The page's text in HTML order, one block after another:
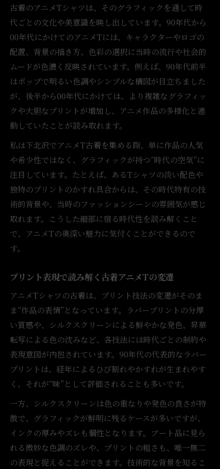
古着のアニメTシャツは、そのグラフィックを通して時
代ごとの文化や美意識を映し出しています。90年代から
00年代にかけてのアニメTには、キャラクターやロゴの
配置、背景の描き方、色彩の選択に当時の流行や社会的
ムードが色濃く反映されています。例えば、90年代前半
はポップで明るい色調やシンプルな構図が目立ちました
が、後半から00年代にかけては、より複雑なグラフィッ
クや大胆なプリントが増加し、アニメ作品の多様化と連
動していたことが読み取れます。
私は下北沢でアニメT古着を集める際、単に作品の人気
や希少性ではなく、グラフィックが持つ“時代の空気”に
注目しています。たとえば、あるTシャツの淡い配色や
独特のプリントのかすれ具合からは、その時代特有の技
術的背景や、当時のファッションシーンの雰囲気が感じ
取れます。こうした細部に宿る時代性を読み解くこと
で、アニメTの奥深い魅力に気付くことができるので
す。
プリント表現で読み解く古着アニメTの変遷
アニメTシャツの古着は、プリント技法の変遷がそのま
ま“作品の表情”となっています。ラバープリントの分厚
い質感や、シルクスクリーンによる鮮やかな発色、昇華
転写による色の沈みなど、各技法には時代ごとの制約や
表現意図が内包されています。90年代の代表的なラバー
プリントは、経年によるひび割れやかすれが生まれやす
く、それが“味”として評価されることも多いです。
一方、シルクスクリーンは色の重なりや発色の良さが特
徴で、グラフィックが鮮明に残るケースが多いですが、
インクの厚みやズレも個性となります。ブート品に見ら
れる微妙な色調のズレや、プリントの粗さも、唯一無二
の表現と捉えることができます。技術的な背景を知るこ